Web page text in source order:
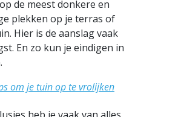
de meest donkere en
plekken op je terras of
Hier is de aanslag vaak
En zo kun je eindigen in
om je tuin op te vrolijken